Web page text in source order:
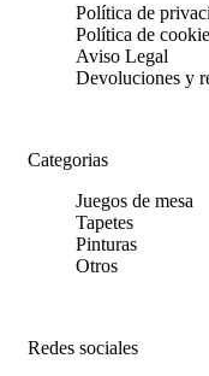
Política de
Política de
Aviso Legal
Devoluciones y
Categorias
Juegos de mesa
Tapetes
Pinturas
Otros
Redes sociales